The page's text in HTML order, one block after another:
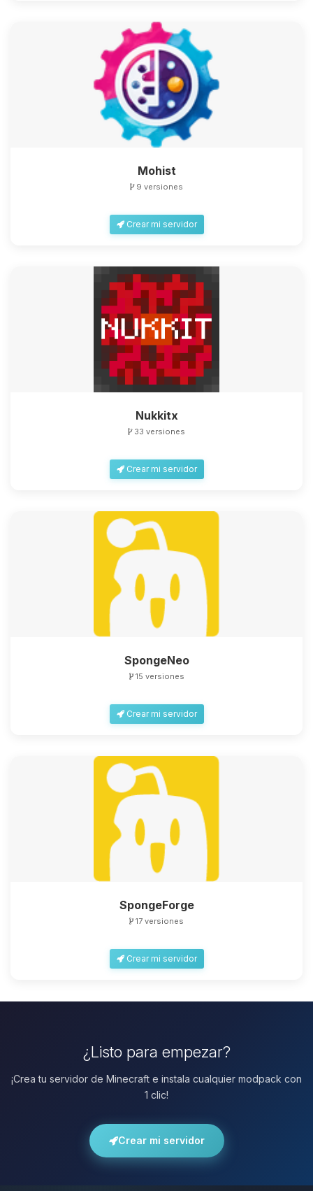
Mohist
9 versiones
Crear mi servidor
Nukkitx
33 versiones
Crear mi servidor
SpongeNeo
15 versiones
Crear mi servidor
SpongeForge
17 versiones
Crear mi servidor
¿Listo para empezar?
¡Crea tu servidor de Minecraft e instala cualquier modpack con
1 clic!
Crear mi servidor